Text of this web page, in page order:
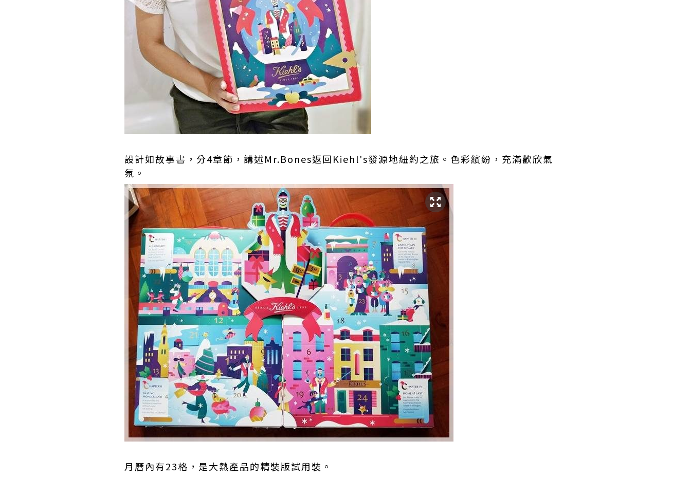
設計如故事書，分4章節，講述Mr.Bones返回Kiehl's發源地紐約之旅。色彩繽紛，充滿歡欣氣
氛。
月曆內有23格，是大熱產品的精裝版試用裝。